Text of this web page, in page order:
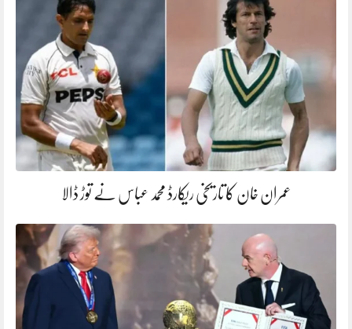
عمران خان کا تاریخی ریکارڈ محمد عباس نے توڑ ڈالا